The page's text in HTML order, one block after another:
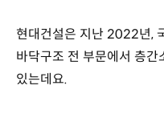
현대건설은 지난 2022년,
바닥구조 전 부문에서 층
있는데요.